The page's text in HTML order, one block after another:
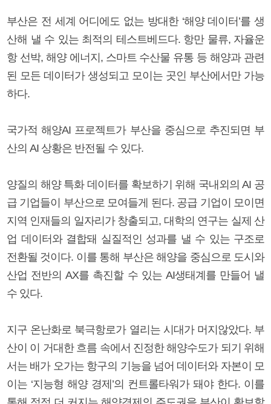
부산은 전 세계 어디에도 없는 방대한 ‘해양 데이터’를 생
산해 낼 수 있는 최적의 테스트베드다. 항만 물류, 자율운
항 선박, 해양 에너지, 스마트 수산물 유통 등 해양과 관련
된 모든 데이터가 생성되고 모이는 곳인 부산에서만 가능
하다.
국가적 해양AI 프로젝트가 부산을 중심으로 추진되면 부
산의 AI 상황은 반전될 수 있다.
양질의 해양 특화 데이터를 확보하기 위해 국내외의 AI 공
급 기업들이 부산으로 모여들게 된다. 공급 기업이 모이면
지역 인재들의 일자리가 창출되고, 대학의 연구는 실제 산
업 데이터와 결합돼 실질적인 성과를 낼 수 있는 구조로
전환될 것이다. 이를 통해 부산은 해양을 중심으로 도시와
산업 전반의 AX를 촉진할 수 있는 AI생태계를 만들어 낼
수 있다.
지구 온난화로 북극항로가 열리는 시대가 머지않았다. 부
산이 이 거대한 흐름 속에서 진정한 해양수도가 되기 위해
서는 배가 오가는 항구의 기능을 넘어 데이터와 자본이 모
이는 ‘지능형 해양 경제’의 컨트롤타워가 돼야 한다. 이를